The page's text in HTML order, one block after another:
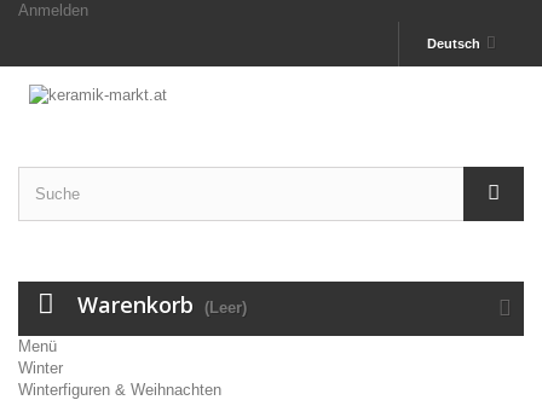
Anmelden
Deutsch
Warenkorb (Leer)
Menü
Winter
Winterfiguren & Weihnachten